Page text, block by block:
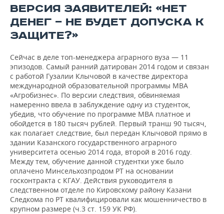
ФИГУРНОЕ КАТАНИЕ
ВОДНЫЕ ВИДЫ СПОРТА
ХОККЕЙ С МЯЧОМ
МЕДИЦИНА
ОБРАЗОВАНИЕ
ПРОИСШЕСТВИЯ
ВЕРСИЯ ЗАЯВИТЕЛЕЙ: «НЕТ
ДЕНЕГ — НЕ БУДЕТ ДОПУСКА К
ЗАЩИТЕ?»
Сейчас в деле топ-менеджера аграрного вуза — 11
эпизодов. Самый ранний датирован 2014 годом и связан
с работой Гузалии Клычовой в качестве директора
международной образовательной программы MBA
«Агробизнес». По версии следствия, обвиняемая
намеренно ввела в заблуждение одну из студенток,
убедив, что обучение по программе MBA платное и
обойдется в 180 тысяч рублей. Первый транш 90 тысяч,
как полагает следствие, был передан Клычовой прямо в
здании Казанского государственного аграрного
университета осенью 2014 года, второй в 2016 году.
Между тем, обучение данной студентки уже было
оплачено Минсельхозпродом РТ на основании
госконтракта с КГАУ. Действия руководителя в
следственном отделе по Кировскому району Казани
Следкома по РТ квалифицировали как мошенничество в
крупном размере (ч.3 ст. 159 УК РФ).